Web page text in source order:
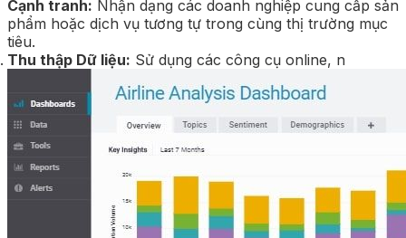
Cạnh tranh: Nhận dạng các doanh nghiệp cung cấp sản
phẩm hoặc dịch vụ tương tự trong cùng thị trường mục
tiêu.
Thu thập Dữ liệu: Sử dụng các công cụ online, n